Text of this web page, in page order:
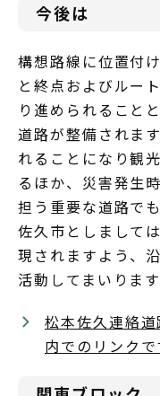
今後は
構想路線に位置付
と終点およびルー
り進められること
道路が整備されま
れることになり観
るほか、災害発生
担う重要な道路でも
佐久市としまして
現されますよう、
活動してまいります
松本佐久連絡
内でのリンクで